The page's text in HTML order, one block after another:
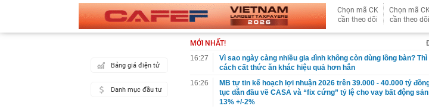
Chọn mã CK
cần theo dõi
Chọn mã
cần theo dõi
Bảng giá điện tử
Danh mục đầu tư
MỚI NHẤT!
16:27
Vì sao ngày càng nhiều gia đình không còn dùng lồng bàn?
cách cất thức ăn khác hiệu quả hơn hẳn
16:26
MB tự tin kế hoạch lợi nhuận 2026 trên 39.000 - 40.000 tỷ
tục dẫn đầu về CASA và “fix cứng” tỷ lệ cho vay bất động
13% +/-2%